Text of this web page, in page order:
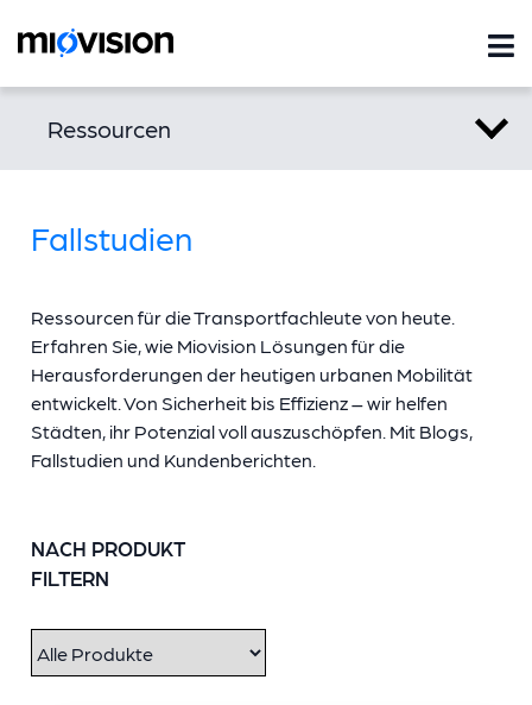
Ressourcen
Fallstudien
Ressourcen für die Transportfachleute von heute.
Erfahren Sie, wie Miovision Lösungen für die
Herausforderungen der heutigen urbanen Mobilität
entwickelt. Von Sicherheit bis Effizienz – wir helfen
Städten, ihr Potenzial voll auszuschöpfen. Mit Blogs,
Fallstudien und Kundenberichten.
NACH PRODUKT
FILTERN